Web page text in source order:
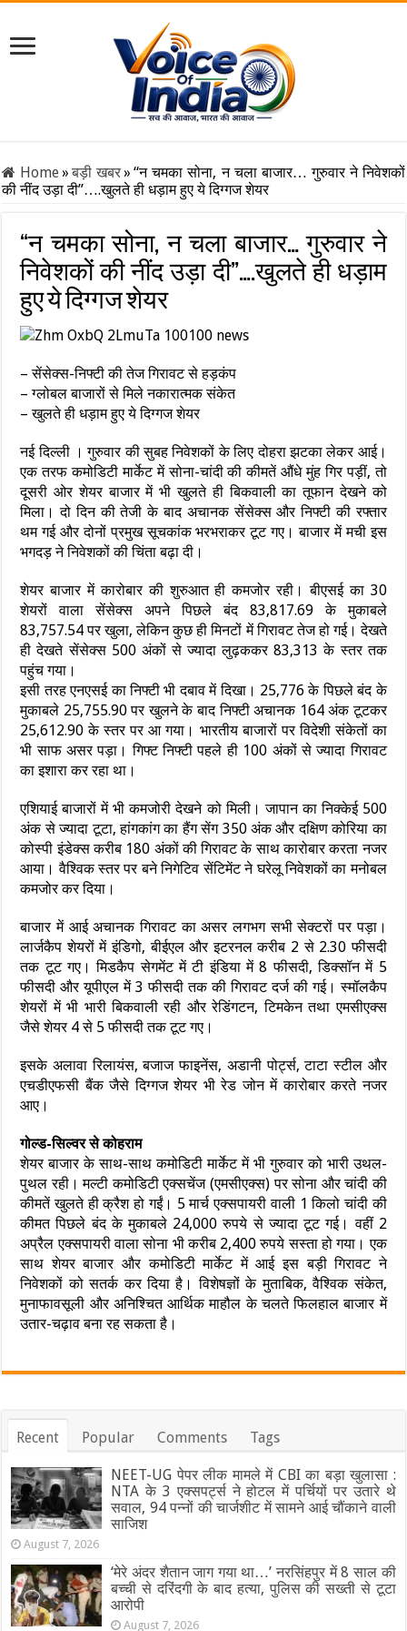
Home» बड़ी खबर» “न चमका सोना, न चला बाजार… गुरुवार ने निवेशकों
की नींद उड़ा दी”….खुलते ही धड़ाम हुए ये दिग्गज शेयर
“न चमका सोना, न चला बाजार… गुरुवार ने
निवेशकों की नींद उड़ा दी”….खुलते ही धड़ाम
हुए ये दिग्गज शेयर
– सेंसेक्स-निफ्टी की तेज गिरावट से हड़कंप
– ग्लोबल बाजारों से मिले नकारात्मक संकेत
– खुलते ही धड़ाम हुए ये दिग्गज शेयर
नई दिल्ली । गुरुवार की सुबह निवेशकों के लिए दोहरा झटका लेकर आई।
एक तरफ कमोडिटी मार्केट में सोना-चांदी की कीमतें औंधे मुंह गिर पड़ीं, तो
दूसरी ओर शेयर बाजार में भी खुलते ही बिकवाली का तूफान देखने को
मिला। दो दिन की तेजी के बाद अचानक सेंसेक्स और निफ्टी की रफ्तार
थम गई और दोनों प्रमुख सूचकांक भरभराकर टूट गए। बाजार में मची इस
भगदड़ ने निवेशकों की चिंता बढ़ा दी।
शेयर बाजार में कारोबार की शुरुआत ही कमजोर रही। बीएसई का 30
शेयरों वाला सेंसेक्स अपने पिछले बंद 83,817.69 के मुकाबले
83,757.54 पर खुला, लेकिन कुछ ही मिनटों में गिरावट तेज हो गई। देखते
ही देखते सेंसेक्स 500 अंकों से ज्यादा लुढ़ककर 83,313 के स्तर तक
पहुंच गया।
इसी तरह एनएसई का निफ्टी भी दबाव में दिखा। 25,776 के पिछले बंद के
मुकाबले 25,755.90 पर खुलने के बाद निफ्टी अचानक 164 अंक टूटकर
25,612.90 के स्तर पर आ गया। भारतीय बाजारों पर विदेशी संकेतों का
भी साफ असर पड़ा। गिफ्ट निफ्टी पहले ही 100 अंकों से ज्यादा गिरावट
का इशारा कर रहा था।
एशियाई बाजारों में भी कमजोरी देखने को मिली। जापान का निक्केई 500
अंक से ज्यादा टूटा, हांगकांग का हैंग सेंग 350 अंक और दक्षिण कोरिया का
कोस्पी इंडेक्स करीब 180 अंकों की गिरावट के साथ कारोबार करता नजर
आया। वैश्विक स्तर पर बने निगेटिव सेंटिमेंट ने घरेलू निवेशकों का मनोबल
कमजोर कर दिया।
बाजार में आई अचानक गिरावट का असर लगभग सभी सेक्टरों पर पड़ा।
लार्जकैप शेयरों में इंडिगो, बीईएल और इटरनल करीब 2 से 2.30 फीसदी
तक टूट गए। मिडकैप सेगमेंट में टी इंडिया में 8 फीसदी, डिक्सॉन में 5
फीसदी और यूपीएल में 3 फीसदी तक की गिरावट दर्ज की गई। स्मॉलकैप
शेयरों में भी भारी बिकवाली रही और रेडिंगटन, टिमकेन तथा एमसीएक्स
जैसे शेयर 4 से 5 फीसदी तक टूट गए।
इसके अलावा रिलायंस, बजाज फाइनेंस, अडानी पोर्ट्स, टाटा स्टील और
एचडीएफसी बैंक जैसे दिग्गज शेयर भी रेड जोन में कारोबार करते नजर
आए।
गोल्ड-सिल्वर से कोहराम
शेयर बाजार के साथ-साथ कमोडिटी मार्केट में भी गुरुवार को भारी उथल-
पुथल रही। मल्टी कमोडिटी एक्सचेंज (एमसीएक्स) पर सोना और चांदी की
कीमतें खुलते ही क्रैश हो गईं। 5 मार्च एक्सपायरी वाली 1 किलो चांदी की
कीमत पिछले बंद के मुकाबले 24,000 रुपये से ज्यादा टूट गई। वहीं 2
अप्रैल एक्सपायरी वाला सोना भी करीब 2,400 रुपये सस्ता हो गया। एक
साथ शेयर बाजार और कमोडिटी मार्केट में आई इस बड़ी गिरावट ने
निवेशकों को सतर्क कर दिया है। विशेषज्ञों के मुताबिक, वैश्विक संकेत,
मुनाफावसूली और अनिश्चित आर्थिक माहौल के चलते फिलहाल बाजार में
उतार-चढ़ाव बना रह सकता है।
Recent Popular Comments Tags
NEET-UG पेपर लीक मामले में CBI का बड़ा खुलासा :
NTA के 3 एक्सपर्ट्स ने होटल में पर्चियों पर उतारे थे
सवाल, 94 पन्नों की चार्जशीट में सामने आई चौंकाने वाली
साजिश
August 7, 2026
‘मेरे अंदर शैतान जाग गया था…’ नरसिंहपुर में 8 साल की
बच्ची से दरिंदगी के बाद हत्या, पुलिस की सख्ती से टूटा
आरोपी
August 7, 2026